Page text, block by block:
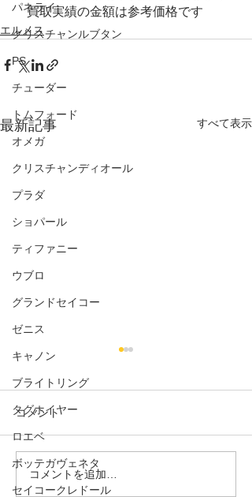
パネライ
クリスチャンルブタン
PS
チューダー
トムフォード
オメガ
クリスチャンディオール
プラダ
ショパール
ティファニー
ウブロ
グランドセイコー
ゼニス
キャノン
ブライトリング
タグホイヤー
ロエベ
ボッテガヴェネタ
セイコークレドール
買取実績の金額は参考価格です
エルメス
最新記事 すべて表示
コメント
コメントを追加…